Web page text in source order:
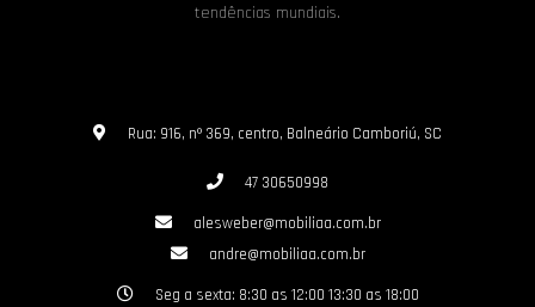
tendências mundiais.
Rua: 916, nº 369, centro, Balneário Camboriú, SC
47 30650998
alesweber@mobiliaa.com.br
andre@mobiliaa.com.br
Seg a sexta: 8:30 as 12:00 13:30 as 18:00